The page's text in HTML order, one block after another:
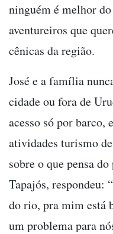
ninguém é melhor
aventureiros que
cênicas da região.
José e a família
cidade ou fora de
acesso só por barco,
atividades turismo
sobre o que pensa
Tapajós, respondeu:
do rio, pra mim está
um problema para